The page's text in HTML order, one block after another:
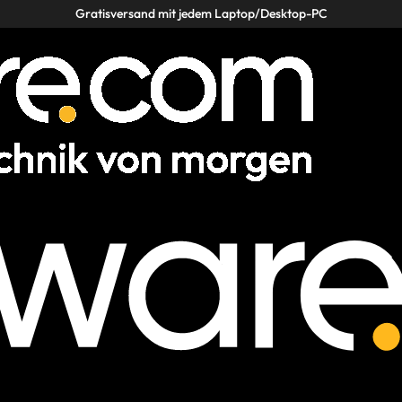
Gratisversand mit jedem Laptop/Desktop-PC